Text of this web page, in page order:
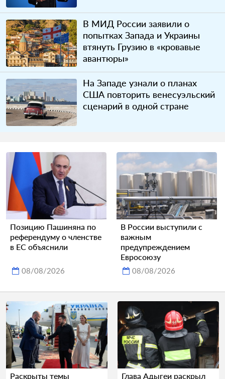
В МИД России заявили о
попытках Запада и Украины
втянуть Грузию в «кровавые
авантюры»
На Западе узнали о планах
США повторить венесуэльский
сценарий в одной стране
Позицию Пашиняна по
референдуму о членстве
в ЕС объяснили
08/08/2026
В России выступили с
важным
предупреждением
Евросоюзу
08/08/2026
Раскрыты темы Глава Адыгеи раскрыл